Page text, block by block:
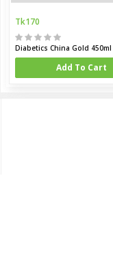
Tk170
Diabetics China Gold 450ml
Add To Cart